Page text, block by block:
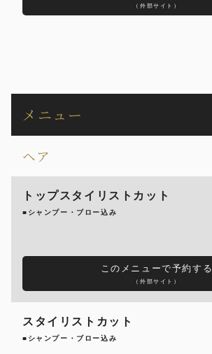
（外部サイト）
メニュー
ヘア
トップスタイリストカット
■シャンプー・ブロー込み
このメニューで予約する
（外部サイト）
スタイリストカット
■シャンプー・ブロー込み